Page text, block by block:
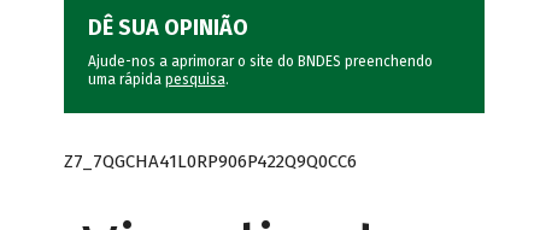
DÊ SUA OPINIÃO
Ajude-nos a aprimorar o site do BNDES preenchendo
uma rápida pesquisa.
Z7_7QGCHA41L0RP906P422Q9Q0CC6